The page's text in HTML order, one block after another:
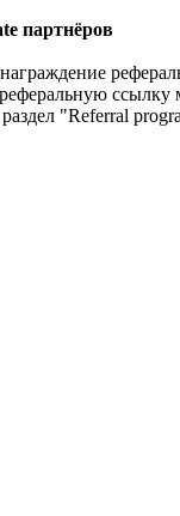
партнёров
ссылку
"Referral